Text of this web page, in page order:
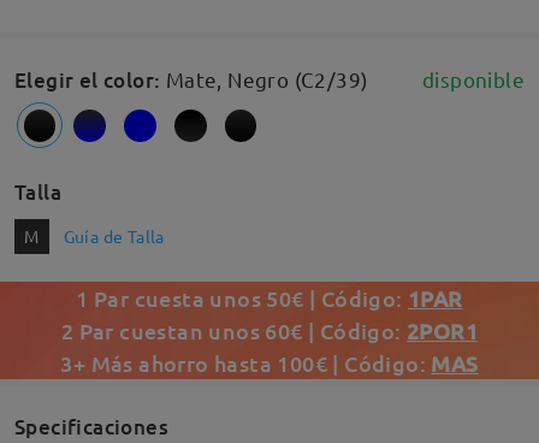
Elegir el color: Mate, Negro (C2/39) disponible
Talla
M Guía de Talla
1 Par cuesta unos 50€ | Código: 1PAR
2 Par cuestan unos 60€ | Código: 2POR1
3+ Más ahorro hasta 100€ | Código: MAS
Specificaciones